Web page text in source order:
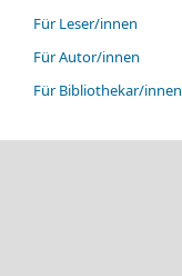
Für Leser/innen
Für Autor/innen
Für Bibliothekar/innen